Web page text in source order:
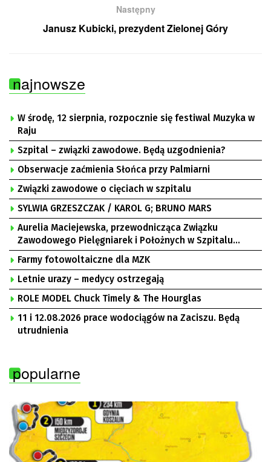
Następny
Janusz Kubicki, prezydent Zielonej Góry
najnowsze
W środę, 12 sierpnia, rozpocznie się festiwal Muzyka w
Raju
Szpital – związki zawodowe. Będą uzgodnienia?
Obserwacje zaćmienia Słońca przy Palmiarni
Związki zawodowe o cięciach w szpitalu
SYLWIA GRZESZCZAK / KAROL G; BRUNO MARS
Aurelia Maciejewska, przewodnicząca Związku
Zawodowego Pielęgniarek i Położnych w Szpitalu
Uniwersyteckim w Zielonej Górze, Bogusław
Motowidełko, przewodniczący Zarządu Regionu NSZZ
„Solidarność” Zielona Góra
Farmy fotowoltaiczne dla MZK
Letnie urazy – medycy ostrzegają
ROLE MODEL Chuck Timely & The Hourglas
11 i 12.08.2026 prace wodociągów na Zaciszu. Będą
utrudnienia
popularne